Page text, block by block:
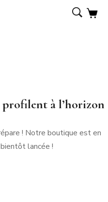
profilent à l’horizon
! Notre boutique est en
lancée !